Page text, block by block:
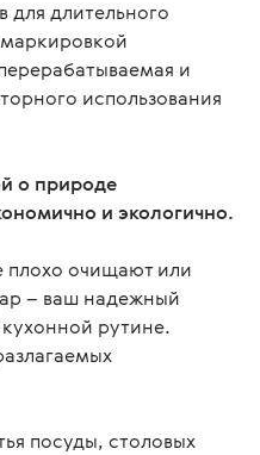
для длительного
и
использования
о природе
и экологично.
плохо очищают или
– ваш надежный
рутине.
посуды, столовых